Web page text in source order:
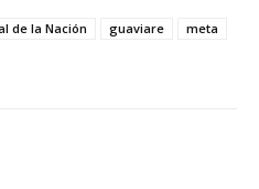
de la Nación guaviare
meta